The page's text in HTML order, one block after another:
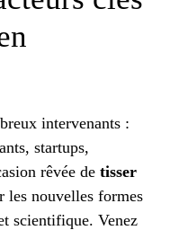
intervenants :
startups,
rêvée de tisser
les nouvelles formes
scientifique. Venez